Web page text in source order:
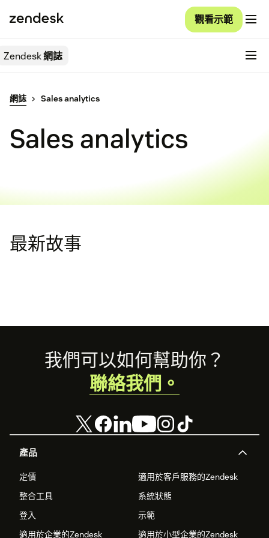
觀看示範
Zendesk網誌
網誌 Sales analytics
Sales analytics
最新故事
Footer
產品
定價
適用於客戶服務的Zendesk
整合工具
系統狀態
登入
示範
適用於企業的Zendesk
適用於小型企業的Zendesk
我們可以如何幫助你？
聯絡我們。